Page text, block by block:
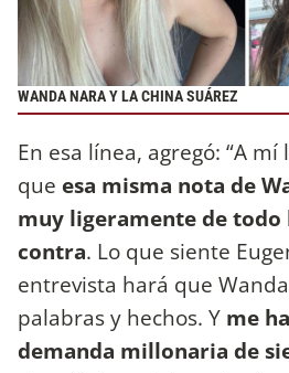
WANDA NARA Y LA CHINA SUÁREZ
En esa línea, agregó: “A
que esa misma nota de
muy ligeramente de todo
contra. Lo que siente
entrevista hará que
palabras y hechos. Y me
demanda millonaria de